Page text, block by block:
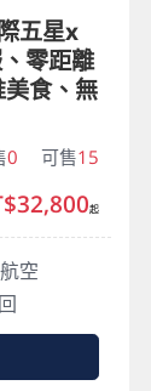
五星x
零距離
食、無
0 可售15
空
起